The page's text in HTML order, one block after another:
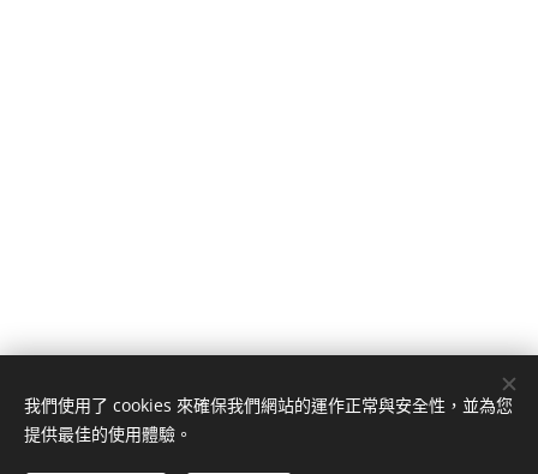
我們使用了 cookies 來確保我們網站的運作正常與安全性，並為您
提供最佳的使用體驗。